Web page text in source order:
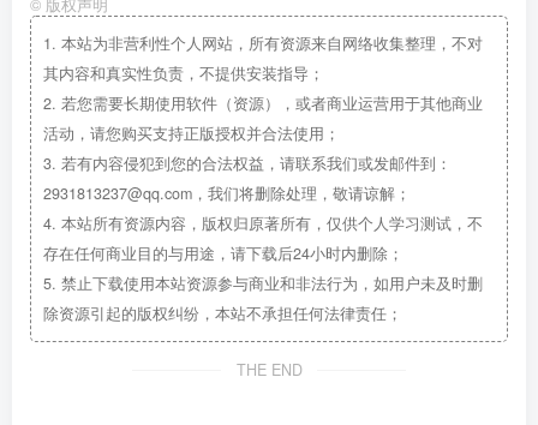
© 版权声明
1. 本站为非营利性个人网站，所有资源来自网络收集整理，不对
其内容和真实性负责，不提供安装指导；
2. 若您需要长期使用软件（资源），或者商业运营用于其他商业
活动，请您购买支持正版授权并合法使用；
3. 若有内容侵犯到您的合法权益，请联系我们或发邮件到：
2931813237@qq.com，我们将删除处理，敬请谅解；
4. 本站所有资源内容，版权归原著所有，仅供个人学习测试，不
存在任何商业目的与用途，请下载后24小时内删除；
5. 禁止下载使用本站资源参与商业和非法行为，如用户未及时删
除资源引起的版权纠纷，本站不承担任何法律责任；
THE END